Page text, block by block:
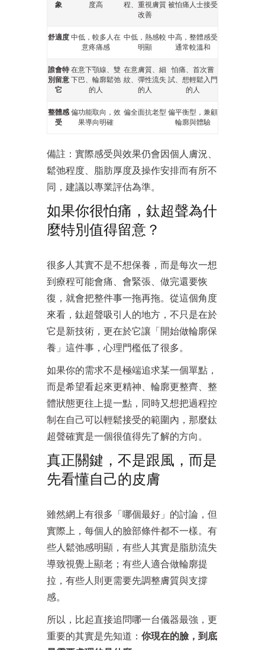
象
度高
程、重視膚質
改善
被怕痛人士接受
舒適度 中低，較多人在
意疼痛感
中低，熱感較
明顯
中高，整體感受
通常較溫和
誰會特
別留意
它
在意下顎線、雙
下巴、輪廓鬆弛
的人
在意膚質、細
紋、彈性流失
的人
怕痛、首次嘗
試、想輕鬆入門
的人
整體感
受
偏功能取向，效
果導向明確
偏全面抗老型 偏平衡型，兼顧
輪廓與體驗
備註：實際感受與效果仍會因個人膚況、
鬆弛程度、脂肪厚度及操作安排而有所不
同，建議以專業評估為準。
如果你很怕痛，鈦超聲為什
麼特別值得留意？
很多人其實不是不想保養，而是每次一想
到療程可能會痛、會緊張、做完還要恢
復，就會把整件事一拖再拖。從這個角度
來看，鈦超聲吸引人的地方，不只是在於
它是新技術，更在於它讓「開始做輪廓保
養」這件事，心理門檻低了很多。
如果你的需求不是極端追求某一個單點，
而是希望看起來更精神、輪廓更整齊、整
體狀態更往上提一點，同時又想把過程控
制在自己可以輕鬆接受的範圍內，那麼鈦
超聲確實是一個很值得先了解的方向。
真正關鍵，不是跟風，而是
先看懂自己的皮膚
雖然網上有很多「哪個最好」的討論，但
實際上，每個人的臉部條件都不一樣。有
些人鬆弛感明顯，有些人其實是脂肪流失
導致視覺上顯老；有些人適合做輪廓提
拉，有些人則更需要先調整膚質與支撐
感。
所以，比起直接追問哪一台儀器最強，更
重要的其實是先知道： 你現在的臉，到底